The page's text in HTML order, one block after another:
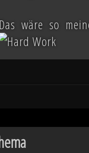
Das wäre so